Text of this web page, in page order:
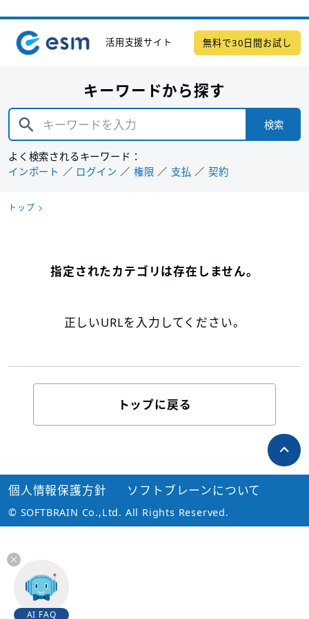
活用支援サイト 無料で30日間お試し
キーワードから探す
検索
よく検索されるキーワード：
インポート
ログイン 権限 支払 契約
トップ
指定されたカテゴリは存在しません。
正しいURLを入力してください。
トップに戻る
© SOFTBRAIN Co.,Ltd. All Rights Reserved.
個人情報保護方針 ソフトブレーンについて
AI FAQ